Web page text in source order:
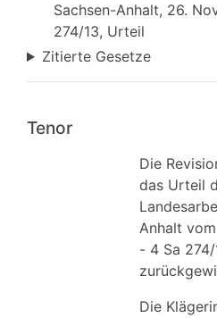
Sachsen-Anhalt, 26.
274/13, Urteil
Zitierte Gesetze
Tenor
Die
das Urteil
Anhalt
- 4 Sa
Die